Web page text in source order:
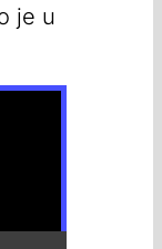
je u